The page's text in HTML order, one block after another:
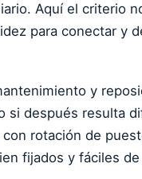
Aquí el criterio
para conectar y
y
si después resulta
rotación de
fijados y fáciles